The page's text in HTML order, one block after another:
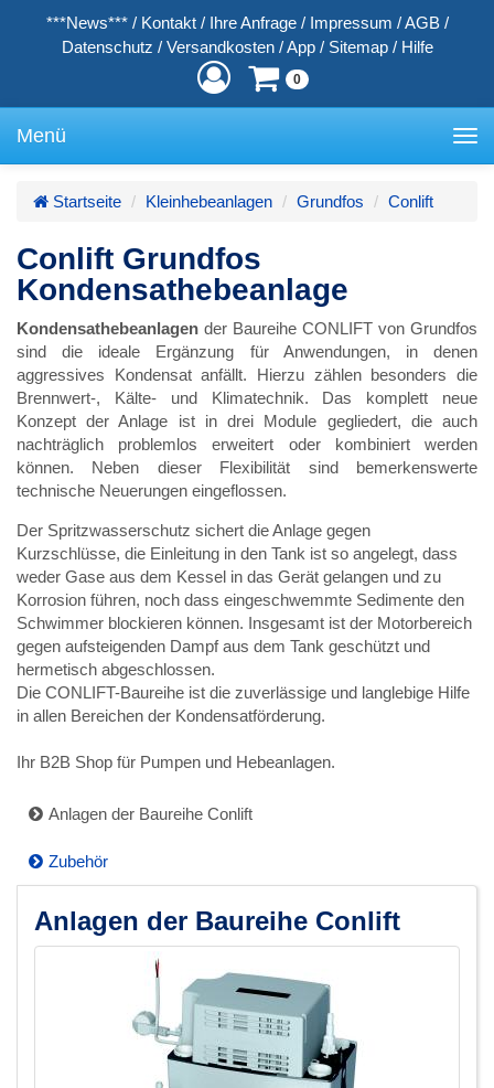
***News*** / Kontakt / Ihre Anfrage / Impressum / AGB /
Datenschutz / Versandkosten / App / Sitemap / Hilfe
0
Menü
Startseite Kleinhebeanlagen Grundfos Conlift
Conlift Grundfos
Kondensathebeanlage
Kondensathebeanlagen der Baureihe CONLIFT von Grundfos
sind die ideale Ergänzung für Anwendungen, in denen
aggressives Kondensat anfällt. Hierzu zählen besonders die
Brennwert-, Kälte- und Klimatechnik. Das komplett neue
Konzept der Anlage ist in drei Module gegliedert, die auch
nachträglich problemlos erweitert oder kombiniert werden
können. Neben dieser Flexibilität sind bemerkenswerte
technische Neuerungen eingeflossen.
Der Spritzwasserschutz sichert die Anlage gegen
Kurzschlüsse, die Einleitung in den Tank ist so angelegt, dass
weder Gase aus dem Kessel in das Gerät gelangen und zu
Korrosion führen, noch dass eingeschwemmte Sedimente den
Schwimmer blockieren können. Insgesamt ist der Motorbereich
gegen aufsteigenden Dampf aus dem Tank geschützt und
hermetisch abgeschlossen.
Die CONLIFT-Baureihe ist die zuverlässige und langlebige Hilfe
in allen Bereichen der Kondensatförderung.
Ihr B2B Shop für Pumpen und Hebeanlagen.
Anlagen der Baureihe Conlift
Zubehör
Anlagen der Baureihe Conlift